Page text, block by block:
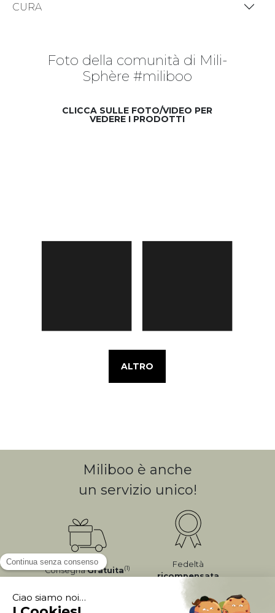
CURA
Foto della comunità di Mili-
Sphère #miliboo
CLICCA SULLE FOTO/VIDEO PER
VEDERE I PRODOTTI
ALTRO
Miliboo è anche
un servizio unico!
ConsegnaGratuita(1)
Fedeltà
ricompensata